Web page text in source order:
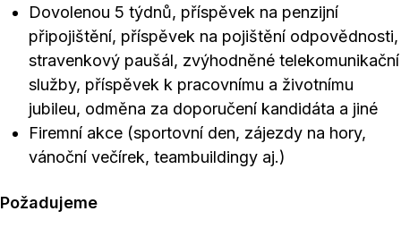
Dovolenou 5 týdnů, příspěvek na penzijní
připojištění, příspěvek na pojištění odpovědnosti,
stravenkový paušál, zvýhodněné telekomunikační
služby, příspěvek k pracovnímu a životnímu
jubileu, odměna za doporučení kandidáta a jiné
Firemní akce (sportovní den, zájezdy na hory,
vánoční večírek, teambuildingy aj.)
Požadujeme